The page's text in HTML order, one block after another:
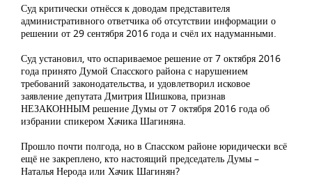
Суд критически отнёсся к доводам представителя
административного ответчика об отсутствии информации о
решении от 29 сентября 2016 года и счёл их надуманными.
Суд установил, что оспариваемое решение от 7 октября 2016
года принято Думой Спасского района с нарушением
требований законодательства, и удовлетворил исковое
заявление депутата Дмитрия Шишкова, признав
НЕЗАКОННЫМ решение Думы от 7 октября 2016 года об
избрании спикером Хачика Шагиняна.
Прошло почти полгода, но в Спасском районе юридически всё
ещё не закреплено, кто настоящий председатель Думы –
Наталья Нерода или Хачик Шагинян?